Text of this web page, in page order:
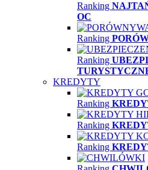
Ranking
OC
Ranking
Ranking
KREDYTY
Ranking
Ranking
Ranking